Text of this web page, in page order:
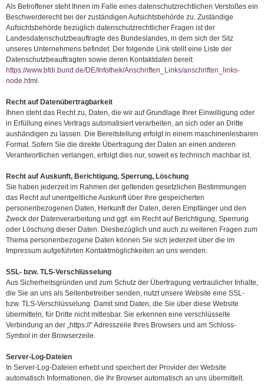
Als Betroffener steht Ihnen im Falle eines datenschutzrechtlichen Verstoßes ein
Beschwerderecht bei der zuständigen Aufsichtsbehörde zu. Zuständige
Aufsichtsbehörde bezüglich datenschutzrechtlicher Fragen ist der
Landesdatenschutzbeauftragte des Bundeslandes, in dem sich der Sitz
unseres Unternehmens befindet. Der folgende Link stellt eine Liste der
Datenschutzbeauftragten sowie deren Kontaktdaten bereit:
https://www.bfdi.bund.de/DE/Infothek/Anschriften_Links/anschriften_links-
node.html .
Recht auf Datenübertragbarkeit
Ihnen steht das Recht zu, Daten, die wir auf Grundlage Ihrer Einwilligung oder
in Erfüllung eines Vertrags automatisiert verarbeiten, an sich oder an Dritte
aushändigen zu lassen. Die Bereitstellung erfolgt in einem maschinenlesbaren
Format. Sofern Sie die direkte Übertragung der Daten an einen anderen
Verantwortlichen verlangen, erfolgt dies nur, soweit es technisch machbar ist.
Recht auf Auskunft, Berichtigung, Sperrung, Löschung
Sie haben jederzeit im Rahmen der geltenden gesetzlichen Bestimmungen
das Recht auf unentgeltliche Auskunft über Ihre gespeicherten
personenbezogenen Daten, Herkunft der Daten, deren Empfänger und den
Zweck der Datenverarbeitung und ggf. ein Recht auf Berichtigung, Sperrung
oder Löschung dieser Daten. Diesbezüglich und auch zu weiteren Fragen zum
Thema personenbezogene Daten können Sie sich jederzeit über die im
Impressum aufgeführten Kontaktmöglichkeiten an uns wenden.
SSL- bzw. TLS-Verschlüsselung
Aus Sicherheitsgründen und zum Schutz der Übertragung vertraulicher Inhalte,
die Sie an uns als Seitenbetreiber senden, nutzt unsere Website eine SSL-
bzw. TLS-Verschlüsselung. Damit sind Daten, die Sie über diese Website
übermitteln, für Dritte nicht mitlesbar. Sie erkennen eine verschlüsselte
Verbindung an der „https://“ Adresszeile Ihres Browsers und am Schloss-
Symbol in der Browserzeile.
Server-Log-Dateien
In Server-Log-Dateien erhebt und speichert der Provider der Website
automatisch Informationen, die Ihr Browser automatisch an uns übermittelt.